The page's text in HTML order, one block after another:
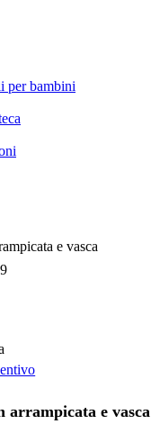
per bambini
e vasca
arrampicata e vasca